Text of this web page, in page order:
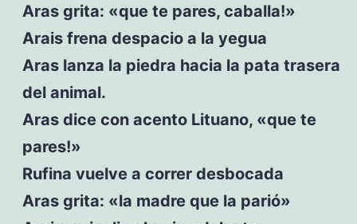
Aras grita: «que te pares, caballa!»
Arais frena despacio a la yegua
Aras lanza la piedra hacia la pata trasera
del animal.
Aras dice con acento Lituano, «que te
pares!»
Rufina vuelve a correr desbocada
Aras grita: «la madre que la parió»